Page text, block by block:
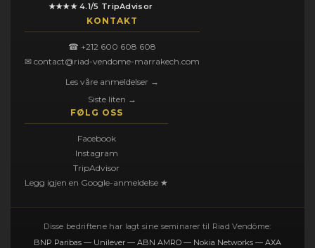
★★★★ 4.1/5 TripAdvisor
KONTAKT
☎ +212 600 608 608
✉ contact@riad-vendome-marrakech.com
Les våre anmeldelser →
Siste liten →
FØLG OSS
Facebook
Instagram
TripAdvisor
Legg igjen en Google-anmeldelse ★
Disse bedriftene har lagt sine seminarer til Riad Vendôme:
BNP Paribas — Unilever — ABN AMRO — Nokia Networks — AXA